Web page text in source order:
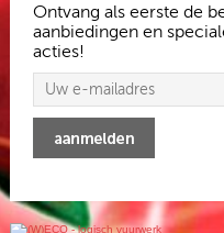
Ontvang als eerste de
aanbiedingen en
acties!